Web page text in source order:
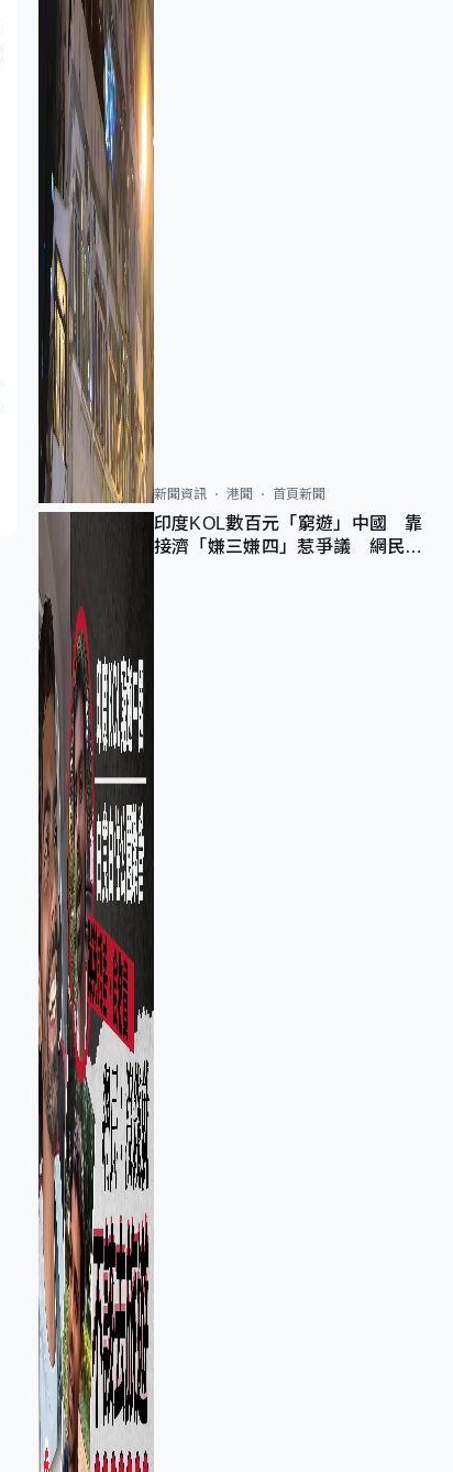
家國天下｜絲國織品 家國天下｜藝術的
新聞資訊 港聞 首頁新聞
印度KOL數百元「窮遊」中國 靠
接濟「嫌三嫌四」惹爭議 網民：